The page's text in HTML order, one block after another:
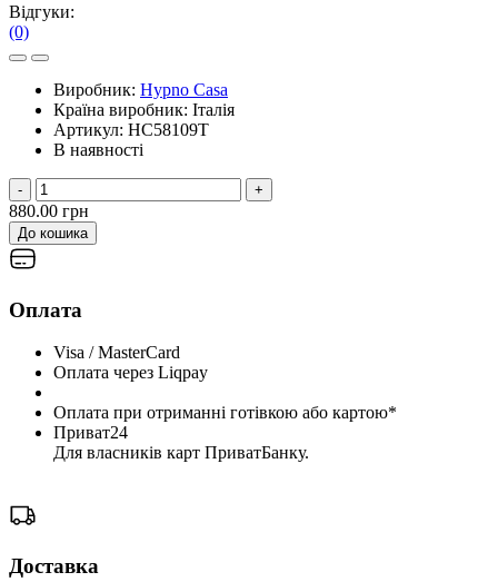
Відгуки:
(0)
Виробник: Hypno Casa
Країна виробник: Італія
Артикул: HC58109T
В наявності
- +
880.00 грн
До кошика
Оплата
Visa / MasterCard
Оплата через Liqpay
Оплата при отриманні готівкою або картою*
Приват24
Для власників карт ПриватБанку.
Доставка